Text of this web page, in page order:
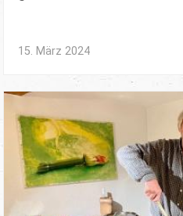
15. März 2024